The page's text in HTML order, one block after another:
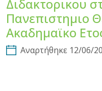
Διδακτορικου
Πανεπιστημιο
Ακαδημαϊκο
Αναρτήθηκε 12/06/